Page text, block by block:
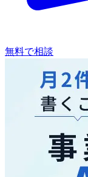
無料で相談